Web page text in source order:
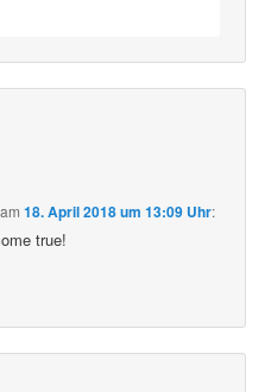
am18. April 2018 um 13:09 Uhr:
true!